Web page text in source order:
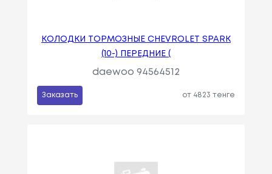
КОЛОДКИ ТОРМОЗНЫЕ CHEVROLET SPARK
(10-) ПЕРЕДНИЕ (
daewoo 94564512
Заказать от 4823 тенге